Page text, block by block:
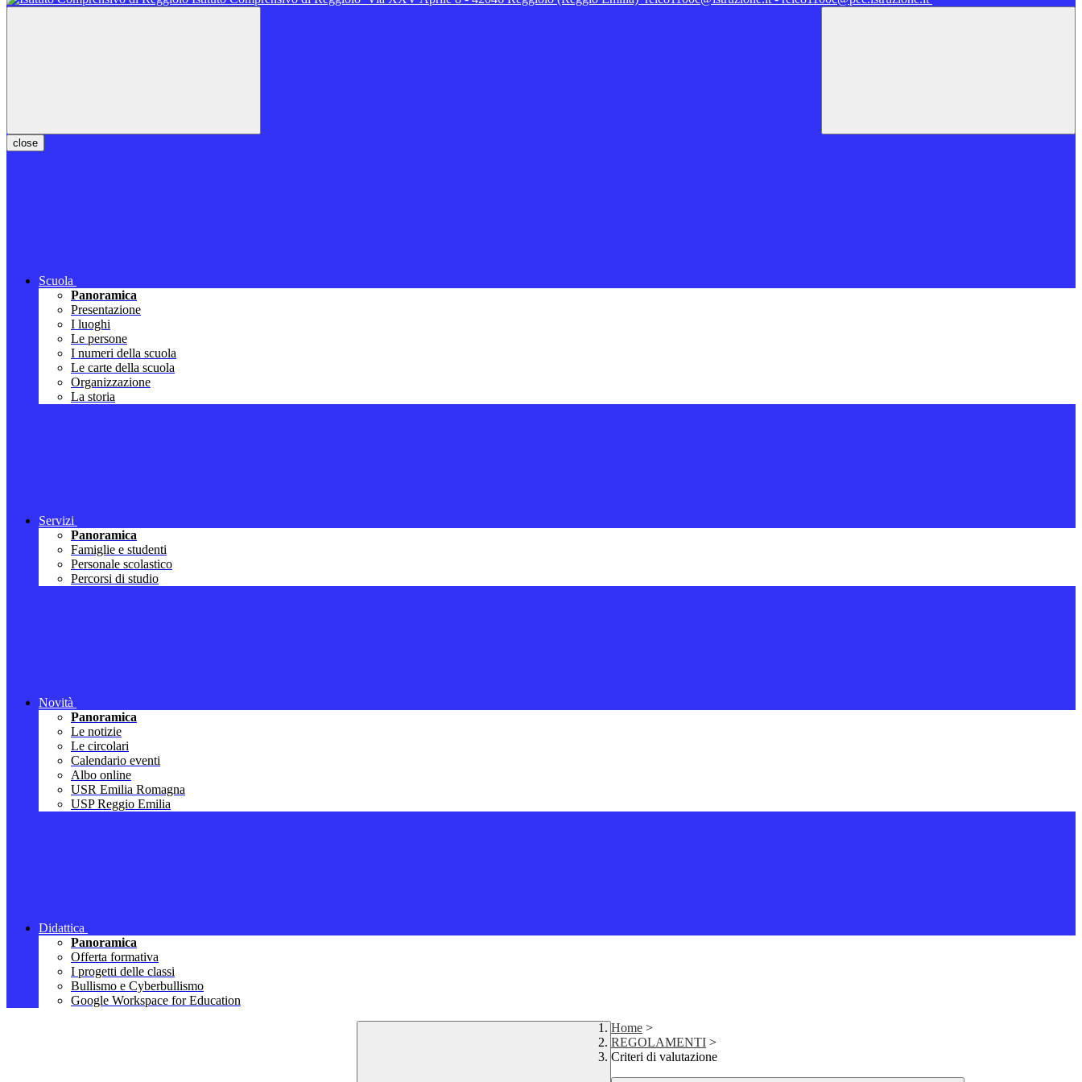
close
Scuola
Panoramica
Presentazione
I luoghi
Le persone
I numeri della scuola
Le carte della scuola
Organizzazione
La storia
Servizi
Panoramica
Famiglie e studenti
Personale scolastico
Percorsi di studio
Novità
Panoramica
Le notizie
Le circolari
Calendario eventi
Albo online
USR Emilia Romagna
USP Reggio Emilia
Didattica
Panoramica
Offerta formativa
I progetti delle classi
Bullismo e Cyberbullismo
Google Workspace for Education
Home >
REGOLAMENTI >
Criteri di valutazione